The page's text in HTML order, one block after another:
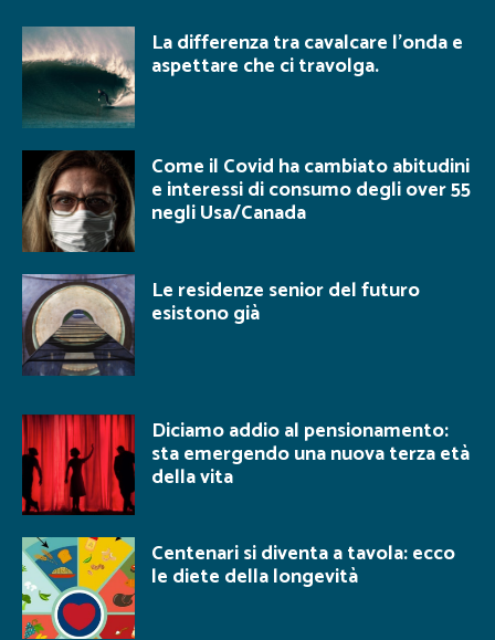
La differenza tra cavalcare l’onda e
aspettare che ci travolga.
Come il Covid ha cambiato abitudini
e interessi di consumo degli over 55
negli Usa/Canada
Le residenze senior del futuro
esistono già
Diciamo addio al pensionamento:
sta emergendo una nuova terza età
della vita
Centenari si diventa a tavola: ecco
le diete della longevità